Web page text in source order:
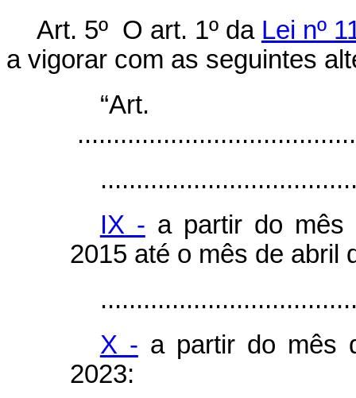
Art. 5º O art. 1º da Lei nº
a vigorar com as seguintes
IX - a partir do mês
2015 até o mês de abril
X - a partir do mês
2023: